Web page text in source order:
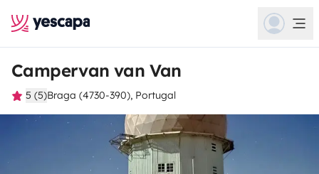
Campervan van Van
5 (5)Braga (4730-390), Portugal